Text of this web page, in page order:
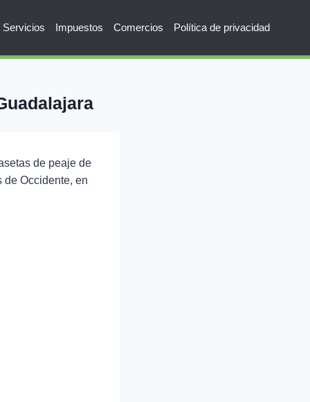
Servicios Impuestos Comercios Política de privacidad
de peaje de
de Occidente, en